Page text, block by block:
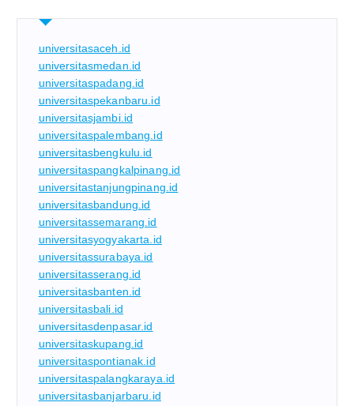
universitasaceh.id
universitasmedan.id
universitaspadang.id
universitaspekanbaru.id
universitasjambi.id
universitaspalembang.id
universitasbengkulu.id
universitaspangkalpinang.id
universitastanjungpinang.id
universitasbandung.id
universitassemarang.id
universitasyogyakarta.id
universitassurabaya.id
universitasserang.id
universitasbanten.id
universitasbali.id
universitasdenpasar.id
universitaskupang.id
universitaspontianak.id
universitaspalangkaraya.id
universitasbanjarbaru.id